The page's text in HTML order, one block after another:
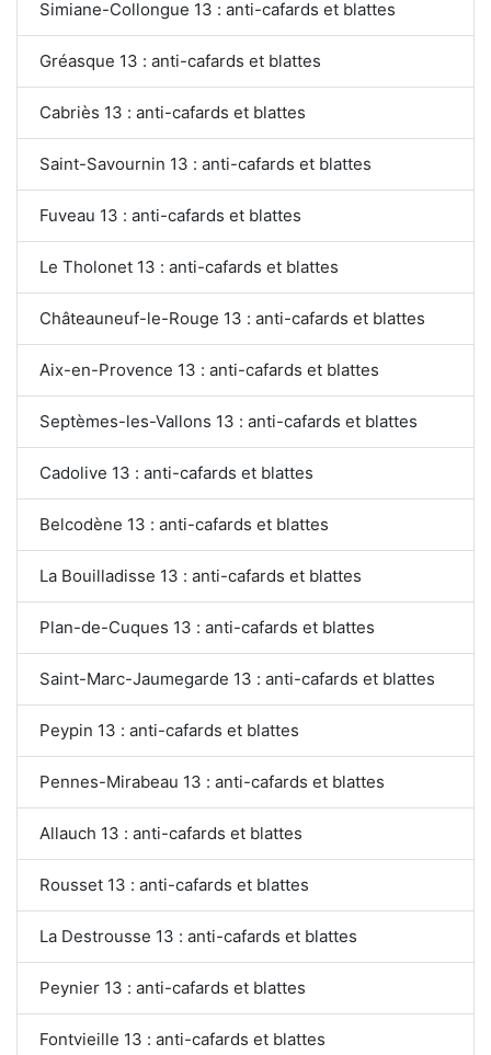
Simiane-Collongue 13 : anti-cafards et blattes
Gréasque 13 : anti-cafards et blattes
Cabriès 13 : anti-cafards et blattes
Saint-Savournin 13 : anti-cafards et blattes
Fuveau 13 : anti-cafards et blattes
Le Tholonet 13 : anti-cafards et blattes
Châteauneuf-le-Rouge 13 : anti-cafards et blattes
Aix-en-Provence 13 : anti-cafards et blattes
Septèmes-les-Vallons 13 : anti-cafards et blattes
Cadolive 13 : anti-cafards et blattes
Belcodène 13 : anti-cafards et blattes
La Bouilladisse 13 : anti-cafards et blattes
Plan-de-Cuques 13 : anti-cafards et blattes
Saint-Marc-Jaumegarde 13 : anti-cafards et blattes
Peypin 13 : anti-cafards et blattes
Pennes-Mirabeau 13 : anti-cafards et blattes
Allauch 13 : anti-cafards et blattes
Rousset 13 : anti-cafards et blattes
La Destrousse 13 : anti-cafards et blattes
Peynier 13 : anti-cafards et blattes
Fontvieille 13 : anti-cafards et blattes